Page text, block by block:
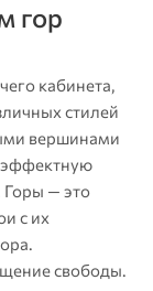
гор
кабинета,
стилей
вершинами
эффектную
Горы — это
с их
свободы.